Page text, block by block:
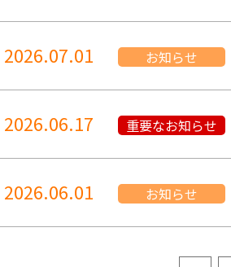
2026.07.01 お知らせ
2026.06.17 重要なお知らせ
2026.06.01 お知らせ